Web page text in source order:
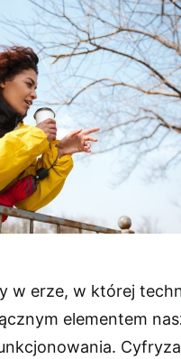
w erze, w której
elementem